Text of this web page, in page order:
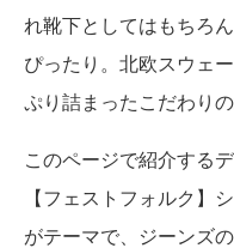
れ靴下としてはもちろ
ぴったり。北欧スウェ
ぷり詰まったこだわり
このページで紹介する
【フェストフォルク】
がテーマで、ジーンズ